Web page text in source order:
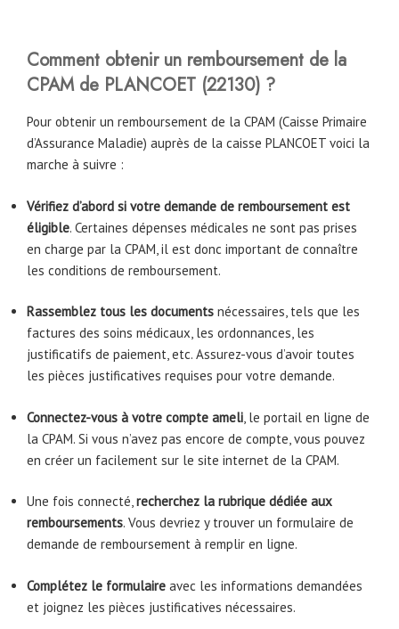
Comment obtenir un remboursement de la
CPAM de PLANCOET (22130) ?
Pour obtenir un remboursement de la CPAM (Caisse Primaire
d’Assurance Maladie) auprès de la caisse PLANCOET voici la
marche à suivre :
Vérifiez d’abord si votre demande de remboursement est
éligible. Certaines dépenses médicales ne sont pas prises
en charge par la CPAM, il est donc important de connaître
les conditions de remboursement.
Rassemblez tous les documents nécessaires, tels que les
factures des soins médicaux, les ordonnances, les
justificatifs de paiement, etc. Assurez-vous d’avoir toutes
les pièces justificatives requises pour votre demande.
Connectez-vous à votre compte ameli, le portail en ligne de
la CPAM. Si vous n’avez pas encore de compte, vous pouvez
en créer un facilement sur le site internet de la CPAM.
Une fois connecté,recherchez la rubrique dédiée aux
remboursements. Vous devriez y trouver un formulaire de
demande de remboursement à remplir en ligne.
Complétez le formulaire avec les informations demandées
et joignez les pièces justificatives nécessaires.